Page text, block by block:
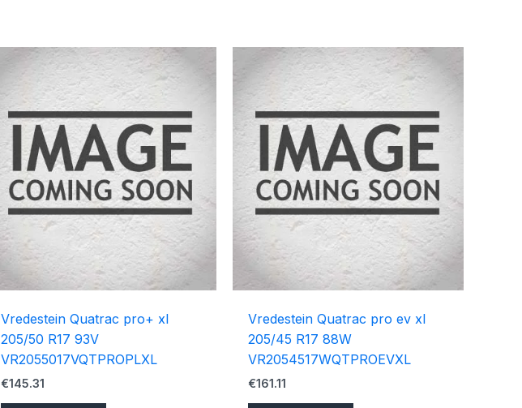
Vredestein Quatrac pro+ xl
205/50 R17 93V
VR2055017VQTPROPLXL
€145.31
Vredestein Quatrac pro ev xl
205/45 R17 88W
VR2054517WQTPROEVXL
€161.11